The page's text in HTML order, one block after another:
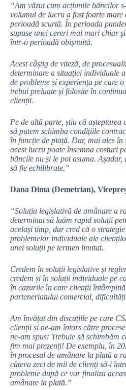
“Am văzut cum acțiunile băncilor
volumul de lucru a fost foarte
perioadă scurtă. În perioada
supuse unei cereri mai mari chiar
într-o perioadă obișnuită.
Acest câștig de viteză, de
determinare a situației individuale
de probleme și experiența pe care
trebui preluate și folosite în
clienții.
Pe de altă parte, știu că așteptarea
să putem schimba condițiile
în funcție de piață. Dar, mai ales în
acest lucru poate însemna costuri
băncile nu și le pot asuma. Așadar,
să fie echilibrate.”
Dana Dima (Demetrian),
“Soluția legislativă de amânare a
determinat să luăm rapid soluții
același timp, dar cred că o
problemelor individuale ale
unei soluții pe termen limitat.
Credem în soluții legislative și
credem și în soluții individuale pe
în cazurile în care clienții
parteneriatului comercial,
Am învățat din discuțiile pe care
clienții și ne-am întors către
ne-am spus: Trebuie să schimbăm
fim mai prezenți! De exemplu, în
în procesul de amânare la plată a
câteva zeci de mii de clienți să-i
probleme după ce vor finaliza
amânare la plată.”